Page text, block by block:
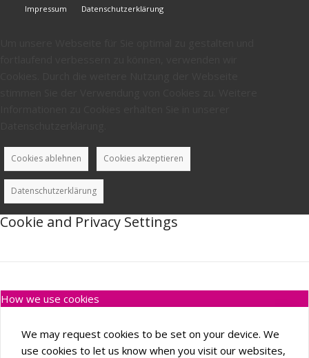
Impressum Datenschutzerklärung
Cookies ablehnen Cookies akzeptieren
Datenschutzerklärung
Cookie and Privacy Settings
How we use cookies
We may request cookies to be set on your device. We
use cookies to let us know when you visit our websites,